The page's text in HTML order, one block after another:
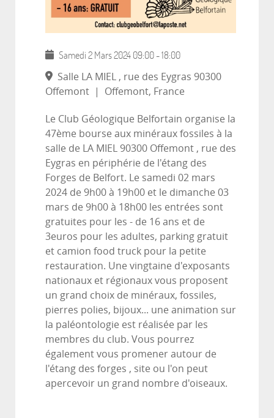
Samedi 2 Mars 2024 09:00 -18:00
Salle LA MIEL , rue des Eygras 90300
Offemont
| Offemont, France
Le Club Géologique Belfortain organise la
47ème bourse aux minéraux fossiles à la
salle de LA MIEL 90300 Offemont , rue des
Eygras en périphérie de l'étang des
Forges de Belfort. Le samedi 02 mars
2024 de 9h00 à 19h00 et le dimanche 03
mars de 9h00 à 18h00 les entrées sont
gratuites pour les - de 16 ans et de
3euros pour les adultes, parking gratuit
et camion food truck pour la petite
restauration. Une vingtaine d'exposants
nationaux et régionaux vous proposent
un grand choix de minéraux, fossiles,
pierres polies, bijoux... une animation sur
la paléontologie est réalisée par les
membres du club. Vous pourrez
également vous promener autour de
l'étang des forges , site ou l'on peut
apercevoir un grand nombre d'oiseaux.